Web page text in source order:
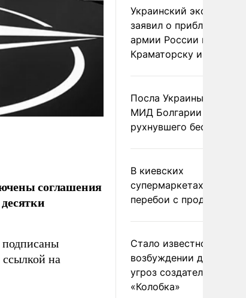
соглашения
подписаны
ссылкой на
Украинский эксперт
заявил о приближении
армии России к
Краматорску и
Посла Украины
МИД Болгарии из-за
рухнувшего
В киевских
супермаркетах
перебои с продуктами
Стало известно о
возбуждении дела из-
угроз создателям
«Колобка»